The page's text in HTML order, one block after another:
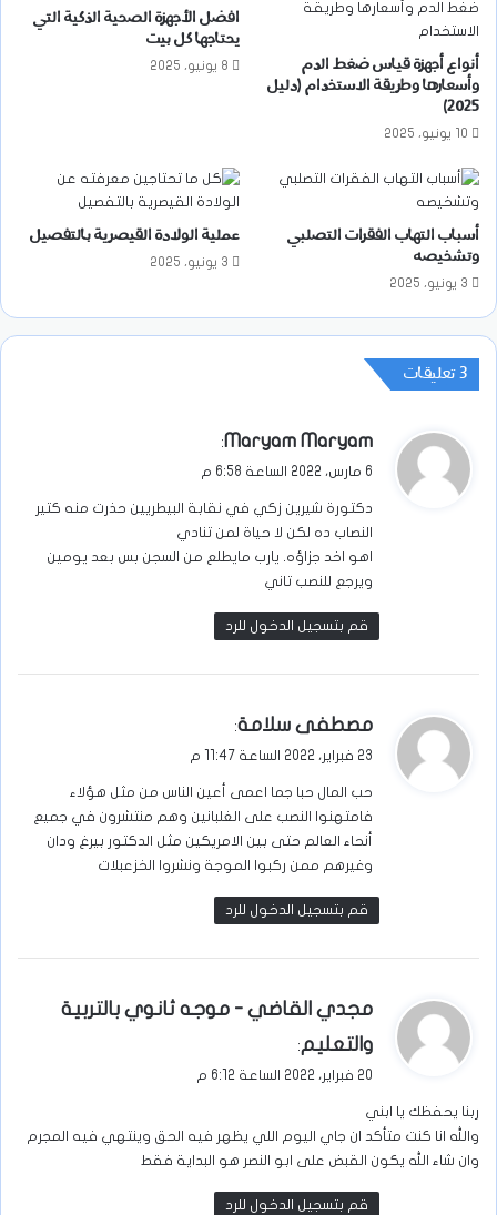
أنواع أجهزة قياس ضغط الدم
وأسعارها وطريقة الاستخدام (دليل
2025)
10 يونيو، 2025
افضل الأجهزة الصحية الذكية التي
يحتاجها كل بيت
8 يونيو، 2025
أسباب التهاب الفقرات التصلبي
وتشخيصه
3 يونيو، 2025
عملية الولادة القيصرية بالتفصيل
3 يونيو، 2025
‫3 تعليقات
ي
ق
ل
Maryam Maryam
:
6 مارس، 2022 الساعة 6:58 م
دكتورة شيرين زكي في نقابة البيطريين حذرت منه كتير
النصاب ده لكن لا حياة لمن تنادي
اهو اخد جزاؤه. يارب مايطلع من السجن بس بعد يومين
ويرجع للنصب تاني
قم بتسجيل الدخول للرد
ي
ق
ل
مصطفى سلامة:
23 فبراير، 2022 الساعة 11:47 م
حب المال حبا جما اعمى أعين الناس من مثل هؤلاء
فامتهنوا النصب على الغلبانين وهم منتشرون في جميع
أنحاء العالم حتى بين الامريكين مثل الدكتور بيرغ ودان
وغيرهم ممن ركبوا الموجة ونشروا الخزعبلات
قم بتسجيل الدخول للرد
ي
و
ل
مجدي القاضي - موجه ثانوي بالتربية
والتعليم:
20 فبراير، 2022 الساعة 6:12 م
ربنا يحفظك يا ابني
والله انا كنت متأكد ان جاي اليوم اللي يظهر فيه الحق وينتهي فيه المجرم
وان شاء الله يكون القبض على ابو النصر هو البداية فقط
قم بتسجيل الدخول للرد